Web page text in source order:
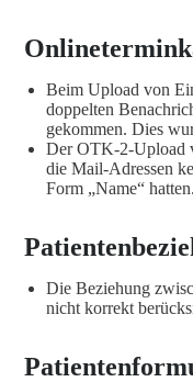
Beim Upload von
doppelten
gekommen. Dies
Der OTK-2-Upload
die Mail-Adressen
Form „Name“ hatten.
Die Beziehung
nicht korrekt